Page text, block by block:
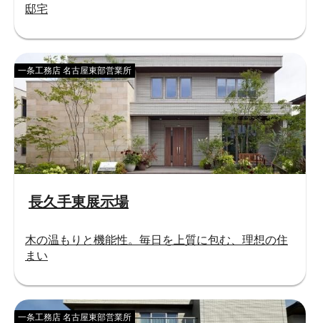
邸宅
長久手東展示場
一条工務店 名古屋東部営業所
木の温もりと機能性。毎日を上質に包む、理想の住
まい
一条工務店 名古屋東部営業所